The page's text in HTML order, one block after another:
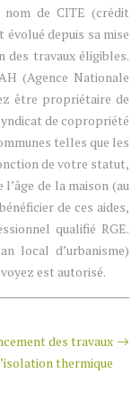
de CITE (crédit
depuis sa mise
des travaux éligibles.
(Agence Nationale
être propriétaire de
de copropriété
telles que les
de votre statut,
de la maison (au
de ces aides,
qualifié RGE.
local d’urbanisme)
est autorisé.
des travaux
thermique